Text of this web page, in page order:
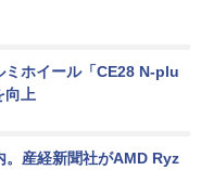
ミホイール「CE28 N-plu
向上
。産経新聞社がAMD Ryz